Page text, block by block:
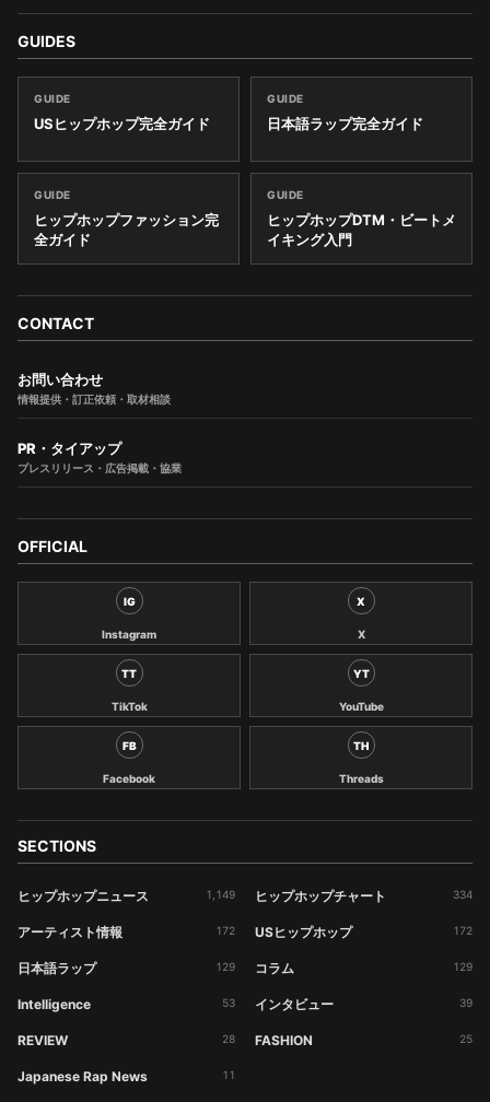
GUIDES
GUIDE
USヒップホップ完全ガイド
GUIDE
日本語ラップ完全ガイド
GUIDE
ヒップホップファッション完
全ガイド
GUIDE
ヒップホップDTM・ビートメ
イキング入門
CONTACT
お問い合わせ
情報提供・訂正依頼・取材相談
PR・タイアップ
プレスリリース・広告掲載・協業
OFFICIAL
IG
Instagram
X
X
TT
TikTok
YT
YouTube
FB
Facebook
TH
Threads
SECTIONS
ヒップホップニュース 1,149 ヒップホップチャート 334
アーティスト情報 172 USヒップホップ 172
日本語ラップ 129 コラム 129
Intelligence 53 インタビュー 39
REVIEW 28 FASHION 25
Japanese Rap News 11